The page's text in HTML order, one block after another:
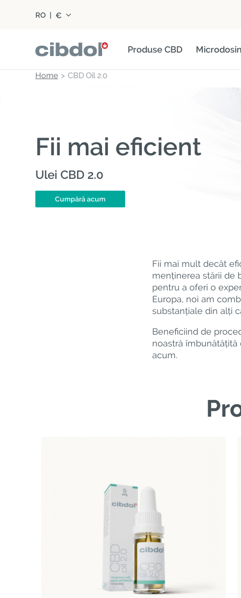
RO | €
Produse CBD
Home CBD Oil 2.0
Fii mai eficient
Ulei CBD 2.0
Cumpără acum
Fii mai mult decât
menținerea stării de
pentru a oferi o
Europa, noi am
substanțiale din alți
Beneficiind de
noastră
acum.